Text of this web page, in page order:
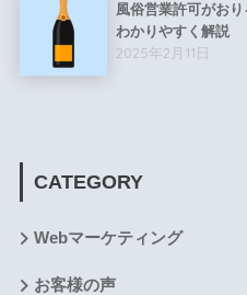
風俗営業許可がお
わかりやすく解説
2025年2月11日
CATEGORY
Webマーケティング
お客様の声